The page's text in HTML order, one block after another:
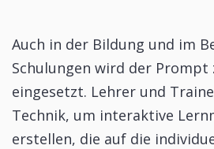
Auch in der Bildung und im
Schulungen wird der Prompt
eingesetzt. Lehrer und
Technik, um interaktive
erstellen, die auf die